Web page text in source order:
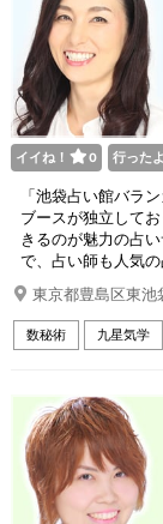
イイね！ 0 行ったよ
「池袋占い館バラ
ブースが独立して
きるのが魅力の占
で、占い師も人気
東京都豊島区東
数秘術 九星気学